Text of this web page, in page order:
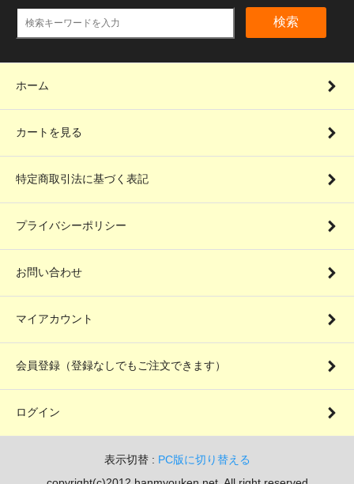
検索
ホーム
カートを見る
特定商取引法に基づく表記
プライバシーポリシー
お問い合わせ
マイアカウント
会員登録（登録なしでもご注文できます）
ログイン
表示切替 : PC版に切り替える